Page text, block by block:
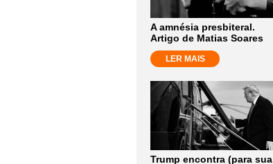
A amnésia presbiteral.
Artigo de Matias Soares
LER MAIS
Trump encontra (para sua